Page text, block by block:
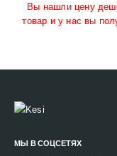
Вы нашли цену
товар и у нас вы
МЫ В СОЦСЕТЯХ